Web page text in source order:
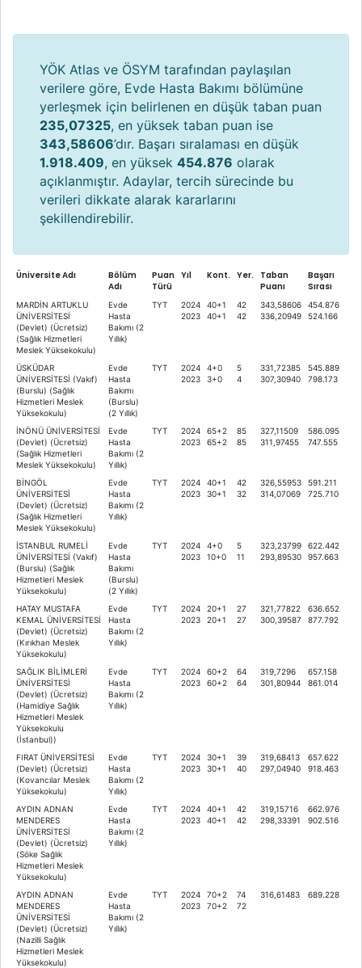
YÖK Atlas ve ÖSYM tarafından paylaşılan
verilere göre, Evde Hasta Bakımı bölümüne
yerleşmek için belirlenen en düşük taban puan
235,07325, en yüksek taban puan ise
343,58606’dır. Başarı sıralaması en düşük
1.918.409, en yüksek 454.876 olarak
açıklanmıştır. Adaylar, tercih sürecinde bu
verileri dikkate alarak kararlarını
şekillendirebilir.
Üniversite Adı
Bölüm
Adı
Puan
Türü
Yıl Kont. Yer.
Taban
Puanı
Başarı
Sırası
MARDİN ARTUKLU
ÜNİVERSİTESİ
(Devlet) (Ücretsiz)
(Sağlık Hizmetleri
Meslek Yüksekokulu)
Evde
Hasta
Bakımı (2
Yıllık)
TYT
2024
2023
40+1
40+1
42
42
343,58606
336,20949
454.876
524.166
ÜSKÜDAR
ÜNİVERSİTESİ (Vakıf)
(Burslu) (Sağlık
Hizmetleri Meslek
Yüksekokulu)
Evde
Hasta
Bakımı
(Burslu)
(2 Yıllık)
TYT
2024
2023
4+0
3+0
5
4
331,72385
307,30940
545.889
798.173
İNÖNÜ ÜNİVERSİTESİ
(Devlet) (Ücretsiz)
(Sağlık Hizmetleri
Meslek Yüksekokulu)
Evde
Hasta
Bakımı (2
Yıllık)
TYT
2024
2023
65+2
65+2
85
85
327,11509
311,97455
586.095
747.555
BİNGÖL
ÜNİVERSİTESİ
(Devlet) (Ücretsiz)
(Sağlık Hizmetleri
Meslek Yüksekokulu)
Evde
Hasta
Bakımı (2
Yıllık)
TYT
2024
2023
40+1
30+1
42
32
326,55953
314,07069
591.211
725.710
İSTANBUL RUMELİ
ÜNİVERSİTESİ (Vakıf)
(Burslu) (Sağlık
Hizmetleri Meslek
Yüksekokulu)
Evde
Hasta
Bakımı
(Burslu)
(2 Yıllık)
TYT
2024
2023
4+0
10+0
5
11
323,23799
293,89530
622.442
957.663
HATAY MUSTAFA
KEMAL ÜNİVERSİTESİ
(Devlet) (Ücretsiz)
(Kırıkhan Meslek
Yüksekokulu)
Evde
Hasta
Bakımı (2
Yıllık)
TYT
2024
2023
20+1
20+1
27
27
321,77822
300,39587
636.652
877.792
SAĞLIK BİLİMLERİ
ÜNİVERSİTESİ
(Devlet) (Ücretsiz)
(Hamidiye Sağlık
Hizmetleri Meslek
Yüksekokulu
(İstanbul))
Evde
Hasta
Bakımı (2
Yıllık)
TYT
2024
2023
60+2
60+2
64
64
319,7296
301,80944
657.158
861.014
FIRAT ÜNİVERSİTESİ
(Devlet) (Ücretsiz)
(Kovancılar Meslek
Yüksekokulu)
Evde
Hasta
Bakımı (2
Yıllık)
TYT
2024
2023
30+1
30+1
39
40
319,68413
297,04940
657.622
918.463
AYDIN ADNAN
MENDERES
ÜNİVERSİTESİ
(Devlet) (Ücretsiz)
(Söke Sağlık
Hizmetleri Meslek
Yüksekokulu)
Evde
Hasta
Bakımı (2
Yıllık)
TYT
2024
2023
40+1
40+1
42
42
319,15716
298,33391
662.976
902.516
AYDIN ADNAN
MENDERES
ÜNİVERSİTESİ
(Devlet) (Ücretsiz)
(Nazilli Sağlık
Hizmetleri Meslek
Yüksekokulu)
Evde
Hasta
Bakımı (2
Yıllık)
TYT
2024
2023
70+2
70+2
74
72
316,61483 689.228